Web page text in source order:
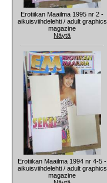
Erotiikan Maailma 1995 nr 2 -
aikuisviihdelehti / adult graphics
magazine
Näytä
Erotiikan Maailma 1994 nr 4-5 -
aikuisviihdelehti / adult graphics
magazine